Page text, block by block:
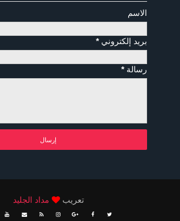
الاسم
بريد إلكتروني*
رسالة*
تعريب مداد الجليد